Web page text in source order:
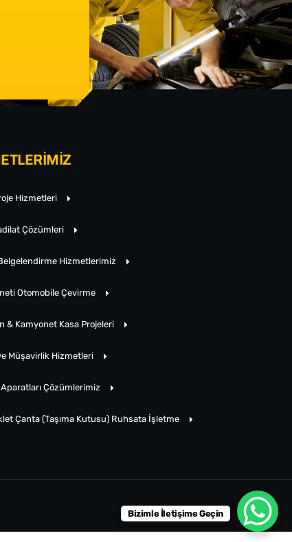
Hizmetleri
Çözümleri
Hizmetlerimiz
Otomobile Çevirme
& Kamyonet Kasa Projeleri
Müşavirlik Hizmetleri
Çözümlerimiz
Çanta (Taşıma Kutusu) Ruhsata İşletme
Bizimle İletişime Geçin